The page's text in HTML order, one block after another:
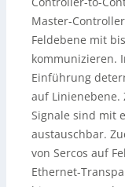
Master-
Feldebene mit
kommunizieren.
Einführung
auf Linienebene.
Signale sind mit
austauschbar.
von Sercos auf
Ethernet-